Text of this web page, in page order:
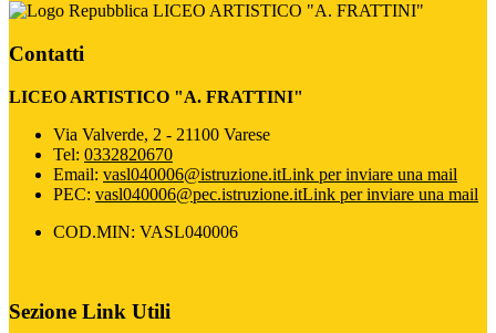
LICEO ARTISTICO "A. FRATTINI"
Contatti
LICEO ARTISTICO "A. FRATTINI"
Via Valverde, 2 - 21100 Varese
Tel: 0332820670
Email: vasl040006@istruzione.itLink per inviare una mail
PEC: vasl040006@pec.istruzione.itLink per inviare una mail
COD.MIN: VASL040006
Sezione Link Utili